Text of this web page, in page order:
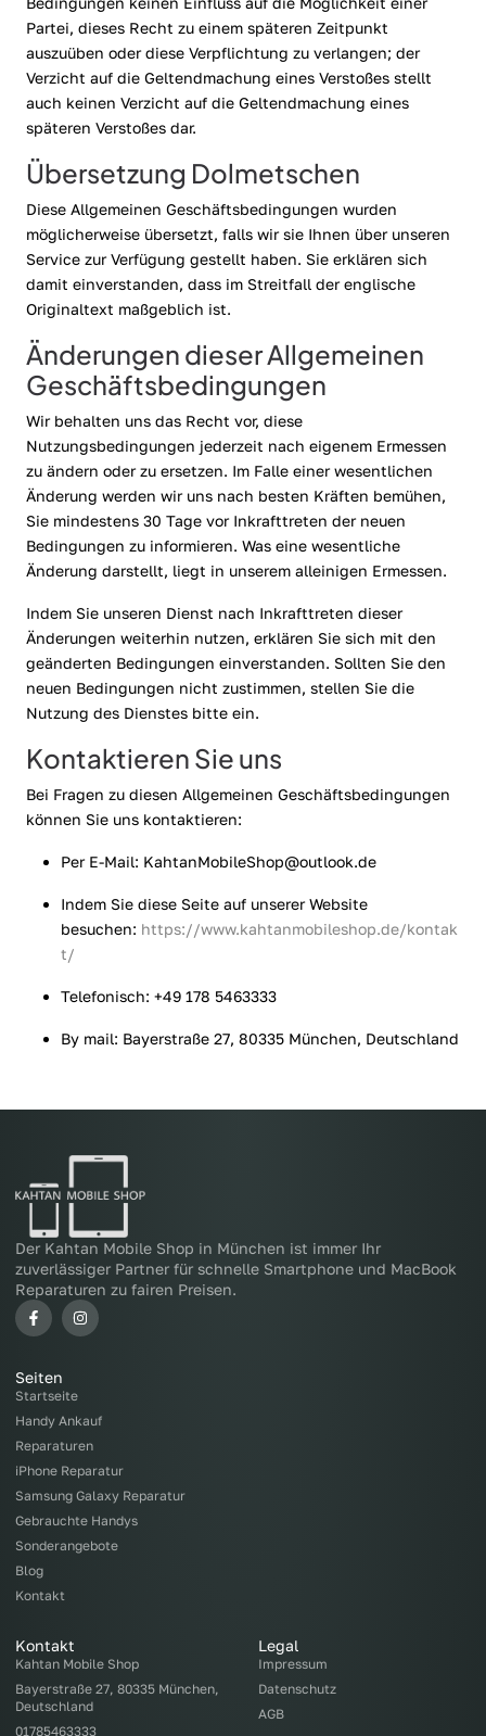
Partei, dieses Recht zu einem späteren Zeitpunkt
auszuüben oder diese Verpflichtung zu verlangen; der
Verzicht auf die Geltendmachung eines Verstoßes stellt
auch keinen Verzicht auf die Geltendmachung eines
späteren Verstoßes dar.
Übersetzung Dolmetschen
Diese Allgemeinen Geschäftsbedingungen wurden
möglicherweise übersetzt, falls wir sie Ihnen über unseren
Service zur Verfügung gestellt haben. Sie erklären sich
damit einverstanden, dass im Streitfall der englische
Originaltext maßgeblich ist.
Änderungen dieser Allgemeinen
Geschäftsbedingungen
Wir behalten uns das Recht vor, diese
Nutzungsbedingungen jederzeit nach eigenem Ermessen
zu ändern oder zu ersetzen. Im Falle einer wesentlichen
Änderung werden wir uns nach besten Kräften bemühen,
Sie mindestens 30 Tage vor Inkrafttreten der neuen
Bedingungen zu informieren. Was eine wesentliche
Änderung darstellt, liegt in unserem alleinigen Ermessen.
Indem Sie unseren Dienst nach Inkrafttreten dieser
Änderungen weiterhin nutzen, erklären Sie sich mit den
geänderten Bedingungen einverstanden. Sollten Sie den
neuen Bedingungen nicht zustimmen, stellen Sie die
Nutzung des Dienstes bitte ein.
Kontaktieren Sie uns
Bei Fragen zu diesen Allgemeinen Geschäftsbedingungen
können Sie uns kontaktieren:
Per E-Mail: KahtanMobileShop@outlook.de
Indem Sie diese Seite auf unserer Website
besuchen: https://www.kahtanmobileshop.de/kontak
t/
Telefonisch: +49 178 5463333
By mail: Bayerstraße 27, 80335 München, Deutschland
Der Kahtan Mobile Shop in München ist immer Ihr
zuverlässiger Partner für schnelle Smartphone und MacBook
Reparaturen zu fairen Preisen.
Seiten
Startseite
Handy Ankauf
Reparaturen
iPhone Reparatur
Samsung Galaxy Reparatur
Gebrauchte Handys
Sonderangebote
Blog
Kontakt
Kontakt
Kahtan Mobile Shop
Bayerstraße 27, 80335 München,
Deutschland
01785463333
Legal
Impressum
Datenschutz
AGB